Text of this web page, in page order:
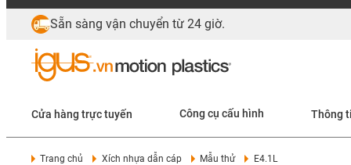
Sẵn sàng vận chuyển từ 24 giờ.
Cửa hàng trực tuyến Công cụ cấu hình Thông
Trang chủ Xích nhựa dẫn cáp Mẫu thử E4.1L